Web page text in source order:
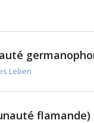
Leben
flamande)